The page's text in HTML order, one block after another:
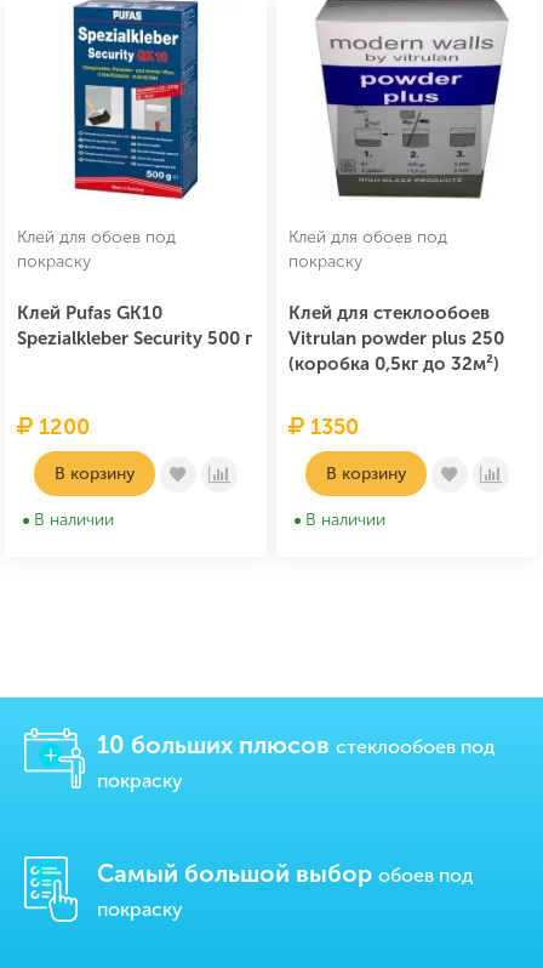
Клей для обоев под
покраску
Клей Pufas GK10
Spezialkleber Security 500 г
1200
В корзину
В наличии
Клей для обоев под
покраску
Клей для стеклообоев
Vitrulan powder plus 250
(коробка 0,5кг до 32м²)
1350
В корзину
В наличии
10 больших плюсов стеклообоев под
покраску
Самый большой выбор обоев под
покраску